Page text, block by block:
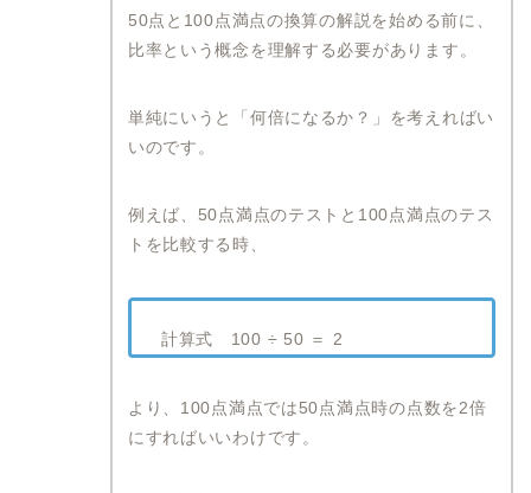
50点と100点満点の換算の解説を始める前に、
比率という概念を理解する必要があります。
単純にいうと「何倍になるか？」を考えればい
いのです。
例えば、50点満点のテストと100点満点のテス
トを比較する時、
計算式 100 ÷ 50 ＝ 2
より、100点満点では50点満点時の点数を2倍
にすればいいわけです。